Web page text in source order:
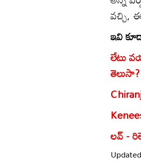
వచ్చి,
ఇవి
లేటు
తెలుసా?
లవ్‌ -